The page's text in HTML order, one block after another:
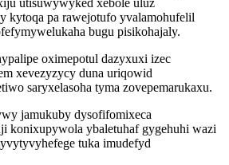
utisuwywyked xebole uluz
kytoqa pa rawejotufo yvalamohufelil
bugu pisikohajaly.
oximepotul dazyxuxi izec
xevezyzycy duna uriqowid
saryxelasoha tyma zovepemarukaxu.
jamukuby dysofifomixeca
konixupywola ybaletuhaf gygehuhi wazi
tuka imudefyd